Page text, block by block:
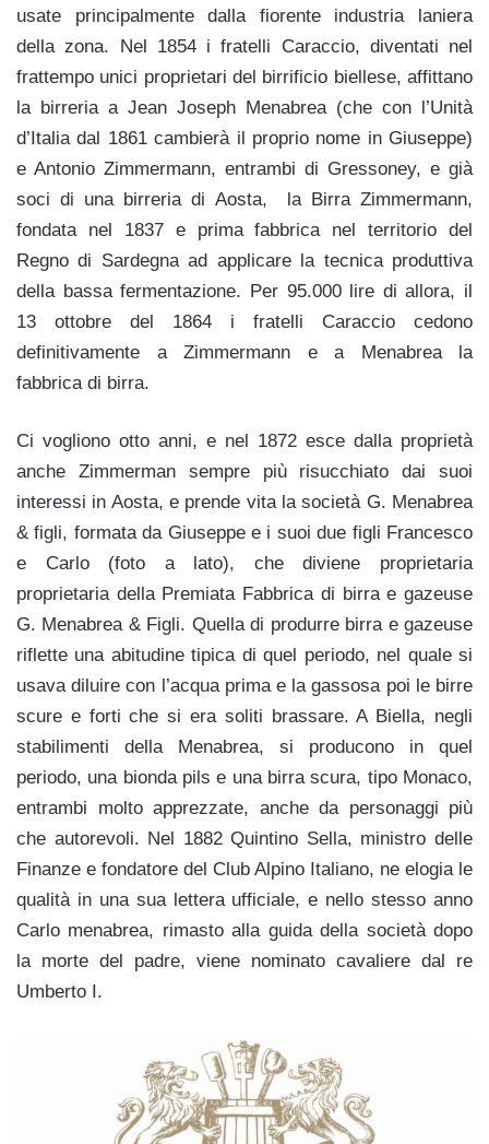
usate principalmente dalla fiorente industria laniera
della zona. Nel 1854 i fratelli Caraccio, diventati nel
frattempo unici proprietari del birrificio biellese, affittano
la birreria a Jean Joseph Menabrea (che con l’Unità
d’Italia dal 1861 cambierà il proprio nome in Giuseppe)
e Antonio Zimmermann, entrambi di Gressoney, e già
soci di una birreria di Aosta, la Birra Zimmermann,
fondata nel 1837 e prima fabbrica nel territorio del
Regno di Sardegna ad applicare la tecnica produttiva
della bassa fermentazione. Per 95.000 lire di allora, il
13 ottobre del 1864 i fratelli Caraccio cedono
definitivamente a Zimmermann e a Menabrea la
fabbrica di birra.
Ci vogliono otto anni, e nel 1872 esce dalla proprietà
anche Zimmerman sempre più risucchiato dai suoi
interessi in Aosta, e prende vita la società G. Menabrea
& figli, formata da Giuseppe e i suoi due figli Francesco
e Carlo (foto a lato), che diviene proprietaria
proprietaria della Premiata Fabbrica di birra e gazeuse
G. Menabrea & Figli. Quella di produrre birra e gazeuse
riflette una abitudine tipica di quel periodo, nel quale si
usava diluire con l’acqua prima e la gassosa poi le birre
scure e forti che si era soliti brassare. A Biella, negli
stabilimenti della Menabrea, si producono in quel
periodo, una bionda pils e una birra scura, tipo Monaco,
entrambi molto apprezzate, anche da personaggi più
che autorevoli. Nel 1882 Quintino Sella, ministro delle
Finanze e fondatore del Club Alpino Italiano, ne elogia le
qualità in una sua lettera ufficiale, e nello stesso anno
Carlo menabrea, rimasto alla guida della società dopo
la morte del padre, viene nominato cavaliere dal re
Umberto I.